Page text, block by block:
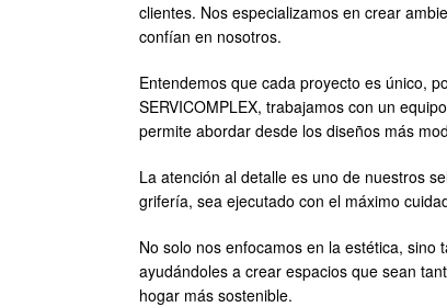
clientes. Nos especializamos en crear
confían en nosotros.
Entendemos que cada proyecto es único,
SERVICOMPLEX, trabajamos con un
permite abordar desde los diseños más
La atención al detalle es uno de nuestros
grifería, sea ejecutado con el máximo
No solo nos enfocamos en la estética,
ayudándoles a crear espacios que sean
hogar más sostenible.